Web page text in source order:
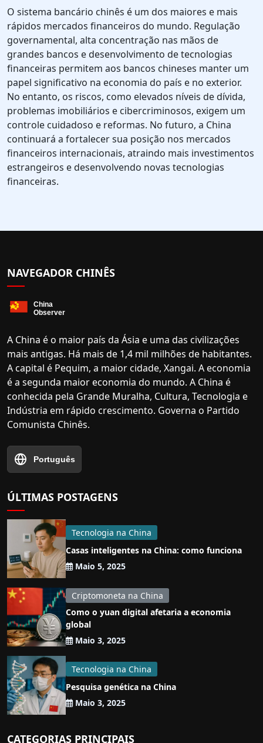
O sistema bancário chinês é um dos maiores e mais
rápidos mercados financeiros do mundo. Regulação
governamental, alta concentração nas mãos de
grandes bancos e desenvolvimento de tecnologias
financeiras permitem aos bancos chineses manter um
papel significativo na economia do país e no exterior.
No entanto, os riscos, como elevados níveis de dívida,
problemas imobiliários e cibercriminosos, exigem um
controle cuidadoso e reformas. No futuro, a China
continuará a fortalecer sua posição nos mercados
financeiros internacionais, atraindo mais investimentos
estrangeiros e desenvolvendo novas tecnologias
financeiras.
NAVEGADOR CHINÊS
A China é o maior país da Ásia e uma das civilizações
mais antigas. Há mais de 1,4 mil milhões de habitantes.
A capital é Pequim, a maior cidade, Xangai. A economia
é a segunda maior economia do mundo. A China é
conhecida pela Grande Muralha, Cultura, Tecnologia e
Indústria em rápido crescimento. Governa o Partido
Comunista Chinês.
Português
ÚLTIMAS POSTAGENS
Tecnologia na China
Casas inteligentes na China: como funciona
Maio 5, 2025
Criptomoneta na China
Como o yuan digital afetaria a economia
global
Maio 3, 2025
Tecnologia na China
Pesquisa genética na China
Maio 3, 2025
CATEGORIAS PRINCIPAIS